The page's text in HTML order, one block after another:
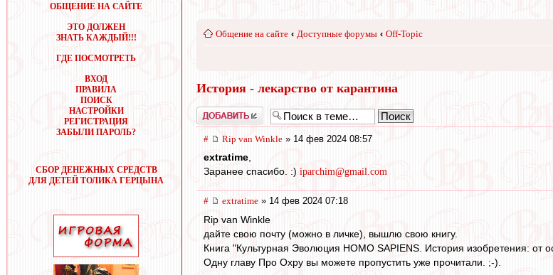
ОБЩЕНИЕ НА САЙТЕ
ЭТО ДОЛЖЕН
ЗНАТЬ КАЖДЫЙ!!!
ГДЕ ПОСМОТРЕТЬ
ВХОД
ПРАВИЛА
ПОИСК
НАСТРОЙКИ
РЕГИСТРАЦИЯ
ЗАБЫЛИ ПАРОЛЬ?
СБОР ДЕНЕЖНЫХ СРЕДСТВ
ДЛЯ ДЕТЕЙ ТОЛИКА ГЕРЦЫНА
Общение на сайте ‹ Доступные форумы ‹ Off-Topic
История - лекарство от карантина
Добавить
# Rip van Winkle » 14 фев 2024 08:57
extratime,
Заранее спасибо. :) iparchim@gmail.com
# extratime » 14 фев 2024 07:18
Rip van Winkle
дайте свою почту (можно в личке), вышлю свою книгу.
Книга "Культурная Эволюция HOMO SAPIENS. История изобретения: от
Одну главу Про Охру вы можете пропустить уже прочитали. ;-).